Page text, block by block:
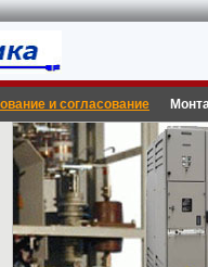
и согласование